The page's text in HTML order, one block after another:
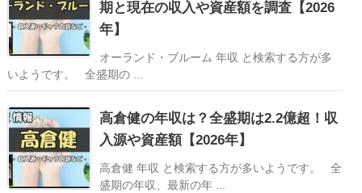
期と現在の収入や資産額を調査【2026
年】
オーランド・ブルーム 年収 と検索する方が多
いようです。 全盛期の ...
高倉健の年収は？全盛期は2.2億超！収
入源や資産額【2026年】
高倉健 年収 と検索する方が多いようです。 全
盛期の年収、最新の年 ...